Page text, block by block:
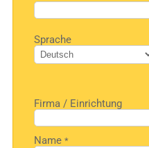
Bitte
lasse
dieses
Feld
Sprache
Firma / Einrichtung
Name*